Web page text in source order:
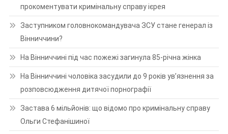
прокоментувати кримінальну справу ієрея
Заступником головнокомандувача ЗСУ стане генерал із
Вінниччини?
На Вінниччині під час пожежі загинула 85-річна жінка
На Вінниччині чоловіка засудили до 9 років ув’язнення за
розповсюдження дитячої порнографії
Застава 6 мільйонів: що відомо про кримінальну справу
Ольги Стефанішиної